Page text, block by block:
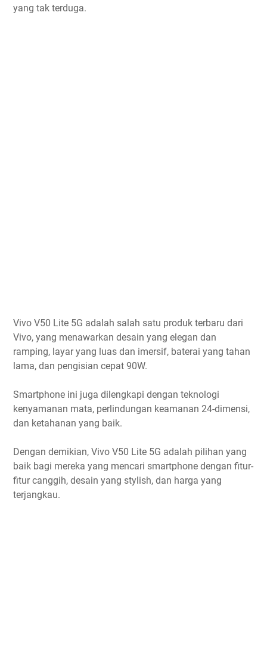
yang tak terduga.
Vivo V50 Lite 5G adalah salah satu produk terbaru dari
Vivo, yang menawarkan desain yang elegan dan
ramping, layar yang luas dan imersif, baterai yang tahan
lama, dan pengisian cepat 90W.
Smartphone ini juga dilengkapi dengan teknologi
kenyamanan mata, perlindungan keamanan 24-dimensi,
dan ketahanan yang baik.
Dengan demikian, Vivo V50 Lite 5G adalah pilihan yang
baik bagi mereka yang mencari smartphone dengan fitur-
fitur canggih, desain yang stylish, dan harga yang
terjangkau.